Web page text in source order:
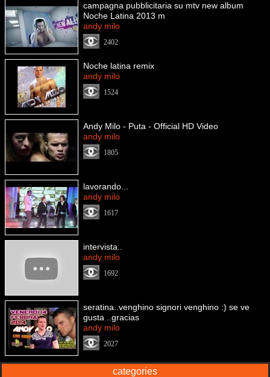
campagna pubblicitaria su mtv new album
Noche Latina 2013 m
andy milo
2402
Noche latina remix
andy milo
1524
Andy Milo - Puta - Official HD Video
andy milo
1805
lavorando...
andy milo
1617
intervista..
andy milo
1692
seratina..venghino signori venghino :) se ve
gusta ..gracias
andy milo
2027
categories